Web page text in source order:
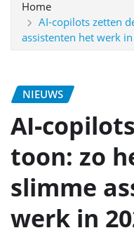
Home
AI‑copilots zetten
assistenten het werk
NIEUWS
toon: zo
slimme
werk in